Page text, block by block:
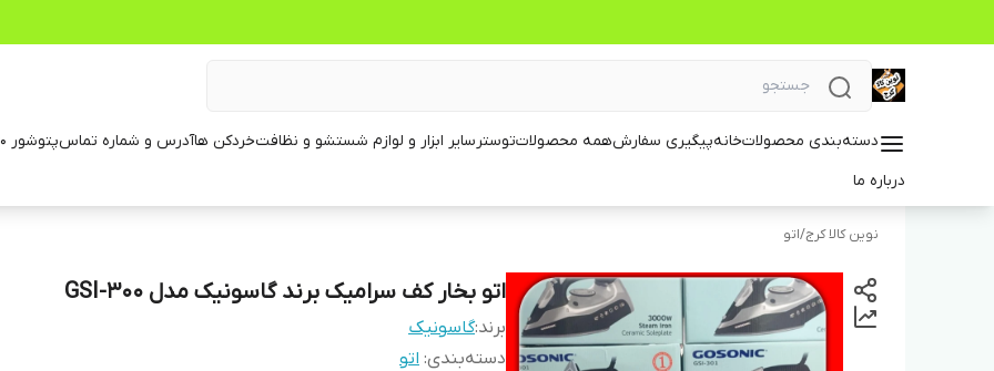
دسته‌بندی محصولاتخانهپیگیری سفارشهمه محصولاتتوسترسایر ابزار و لوازم شستشو و نظافتخردکن هاآدرس و شماره تماسپتوشور ۶۰ کیلویی
درباره ما
نوین کالا کرج/اتو
اتو بخار کف سرامیک برند گاسونیک مدل GSI-300
برند:گاسونیک
دسته‌بندی: اتو